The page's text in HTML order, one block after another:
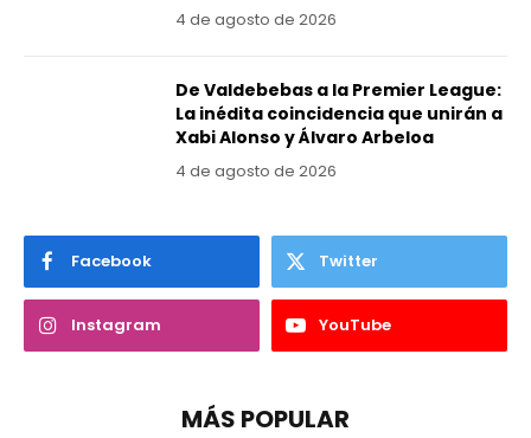
4 de agosto de 2026
De Valdebebas a la Premier League:
La inédita coincidencia que unirán a
Xabi Alonso y Álvaro Arbeloa
4 de agosto de 2026
Facebook Twitter
Instagram YouTube
MÁS POPULAR